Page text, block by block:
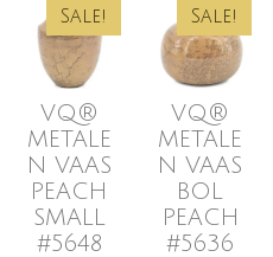
Sale!
VQ®
METALE
N VAAS
PEACH
SMALL
#5648
Sale!
VQ®
METALE
N VAAS
BOL
PEACH
#5636